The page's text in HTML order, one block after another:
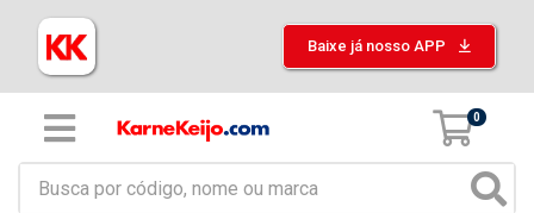
Baixe já nosso APP
0